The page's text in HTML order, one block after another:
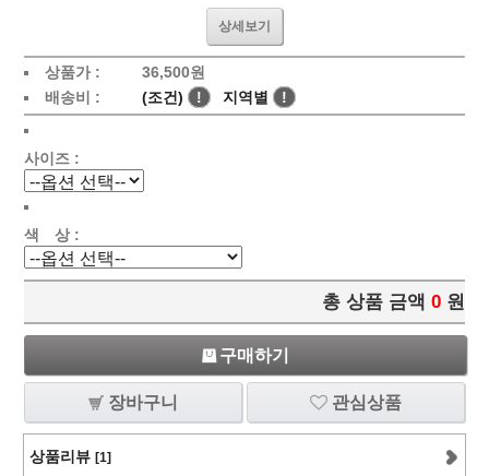
상세보기
상품가 : 36,500원
배송비 :
(조건) ! 지역별 !
사이즈 :
색 상 :
총 상품 금액 0 원
구매하기
장바구니 관심상품
상품리뷰 [1]